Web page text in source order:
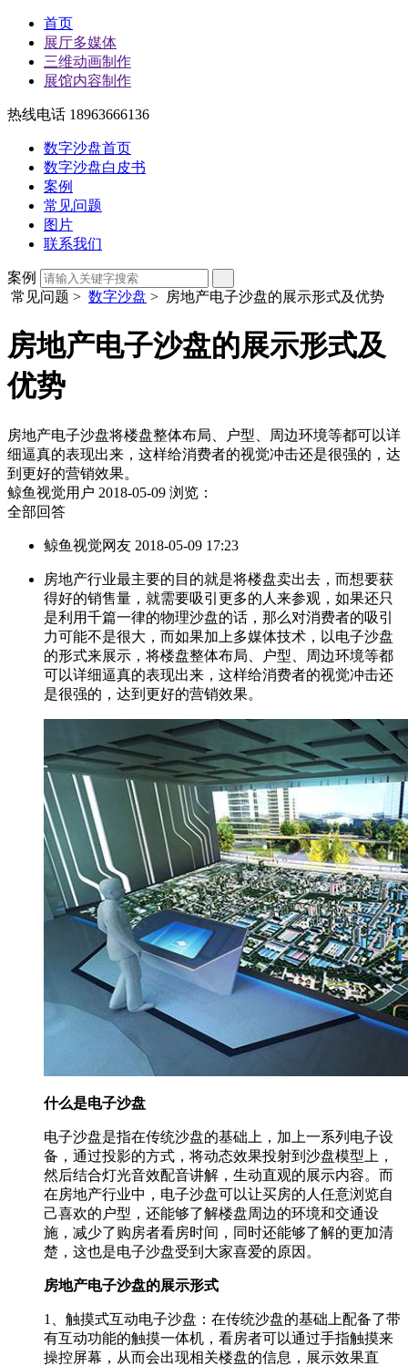
首页
展厅多媒体
三维动画制作
展馆内容制作
热线电话 18963666136
数字沙盘首页
数字沙盘白皮书
案例
常见问题
图片
联系我们
案例
常见问题 > 数字沙盘 > 房地产电子沙盘的展示形式及优势
房地产电子沙盘的展示形式及
优势
房地产电子沙盘将楼盘整体布局、户型、周边环境等都可以详
细逼真的表现出来，这样给消费者的视觉冲击还是很强的，达
到更好的营销效果。
鲸鱼视觉用户 2018-05-09 浏览：
全部回答
鲸鱼视觉网友 2018-05-09 17:23
房地产行业最主要的目的就是将楼盘卖出去，而想要获
得好的销售量，就需要吸引更多的人来参观，如果还只
是利用千篇一律的物理沙盘的话，那么对消费者的吸引
力可能不是很大，而如果加上多媒体技术，以电子沙盘
的形式来展示，将楼盘整体布局、户型、周边环境等都
可以详细逼真的表现出来，这样给消费者的视觉冲击还
是很强的，达到更好的营销效果。
什么是电子沙盘
电子沙盘是指在传统沙盘的基础上，加上一系列电子设
备，通过投影的方式，将动态效果投射到沙盘模型上，
然后结合灯光音效配音讲解，生动直观的展示内容。而
在房地产行业中，电子沙盘可以让买房的人任意浏览自
己喜欢的户型，还能够了解楼盘周边的环境和交通设
施，减少了购房者看房时间，同时还能够了解的更加清
楚，这也是电子沙盘受到大家喜爱的原因。
房地产电子沙盘的展示形式
1、触摸式互动电子沙盘：在传统沙盘的基础上配备了带
有互动功能的触摸一体机，看房者可以通过手指触摸来
操控屏幕，从而会出现相关楼盘的信息，展示效果直